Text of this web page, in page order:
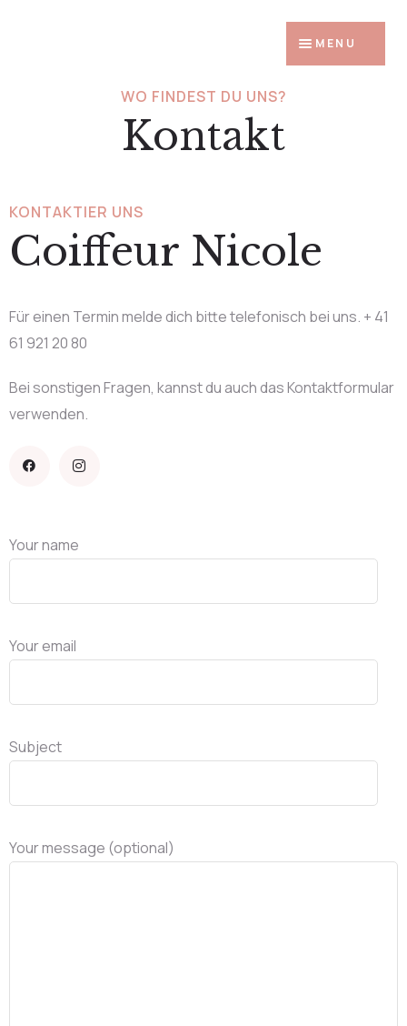
MENU
Preise
Über uns
Kontakt
WO FINDEST DU UNS?
Kontakt
KONTAKTIER UNS
Coiffeur Nicole
Für einen Termin melde dich bitte telefonisch bei uns. + 41
61 921 20 80
Bei sonstigen Fragen, kannst du auch das Kontaktformular
verwenden.
Your name
Your email
Subject
Your message (optional)